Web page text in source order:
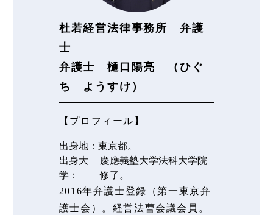
杜若経営法律事務所 弁護
士
弁護士 樋口陽亮 （ひぐ
ち ようすけ）
【プロフィール】
出身地： 東京都。
出身大
学：
慶應義塾大学法科大学院
修了。
2016年弁護士登録（第一東京弁
護士会）。経営法曹会議会員。